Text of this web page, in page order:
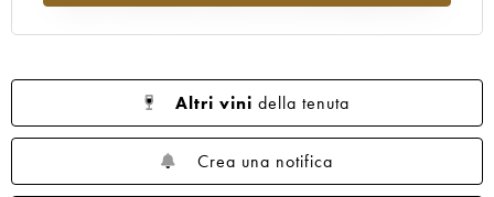
1957
1956 1955 1953
1952
1951
1950 1949 1948
1947
1945 1943 1942
1937
Altri vini della tenuta
Crea una notifica